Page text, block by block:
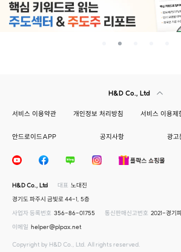
H&D Co., Ltd
서비스 이용약관 개인정보 처리방침 서비스 이용제
안드로이드APP 공지사항 광고
H&D Co., Ltd 대표 노대진
경기도 파주시 금빛로 44-1, 5층
사업자 등록번호 356-86-01755 통신판매신고번호 2021-경기
이메일 helper@plpax.net
Copyright by H&D Co., Ltd. All rights reserved.